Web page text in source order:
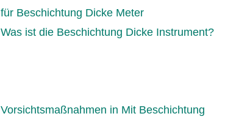
für Beschichtung Dicke Meter
Was ist die Beschichtung Dicke Instrument?
Vorsichtsmaßnahmen in Mit Beschichtung